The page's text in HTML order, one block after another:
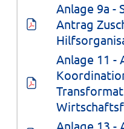
Anlage 9a -
Antrag
Anlage 11 -
Anlage 13 -